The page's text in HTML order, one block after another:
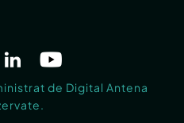
de Digital Antena